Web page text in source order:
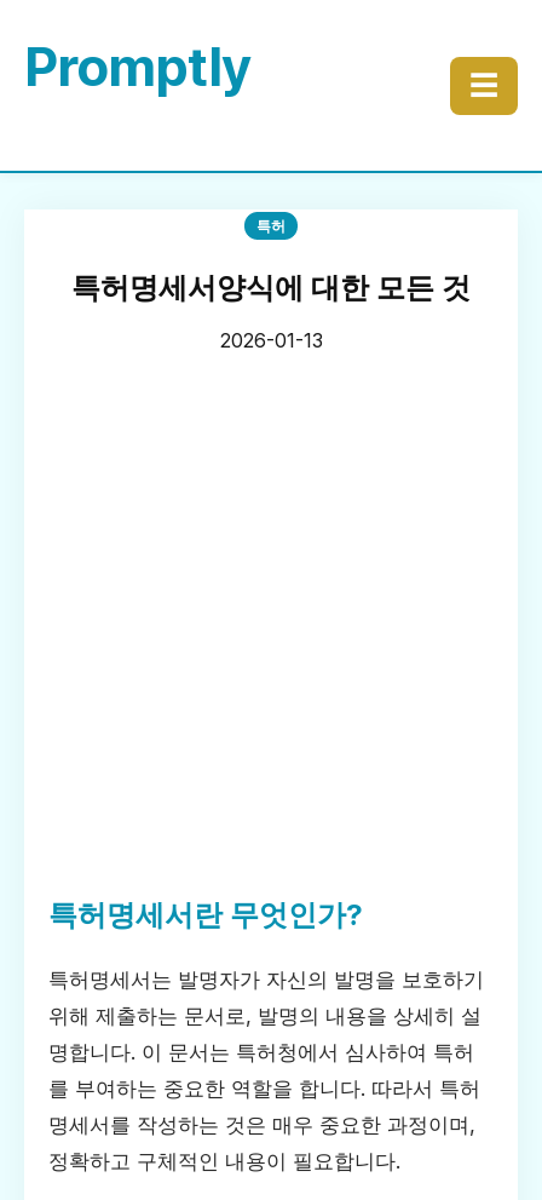
Promptly ☰
특허
특허명세서양식에 대한 모든 것
2026-01-13
특허명세서란 무엇인가?
특허명세서는 발명자가 자신의 발명을 보호하기
위해 제출하는 문서로, 발명의 내용을 상세히 설
명합니다. 이 문서는 특허청에서 심사하여 특허
를 부여하는 중요한 역할을 합니다. 따라서 특허
명세서를 작성하는 것은 매우 중요한 과정이며,
정확하고 구체적인 내용이 필요합니다.